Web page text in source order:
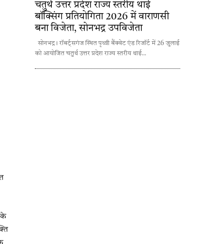
के
चतुर्थ उत्तर प्रदेश राज्य स्तरीय थाई
बॉक्सिंग प्रतियोगिता 2026 में वाराणसी
बना विजेता, सोनभद्र उपविजेता
सोनभद्र। रॉबर्ट्सगंज स्थित पृथ्वी बैंक्वेट एंड रिजॉर्ट में 26 जुलाई
को आयोजित चतुर्थ उत्तर प्रदेश राज्य स्तरीय थाई...